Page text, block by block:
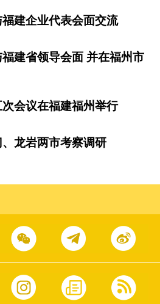
建企业代表会面交流
建省领导会面 并在福州市
会议在福建福州举行
龙岩两市考察调研